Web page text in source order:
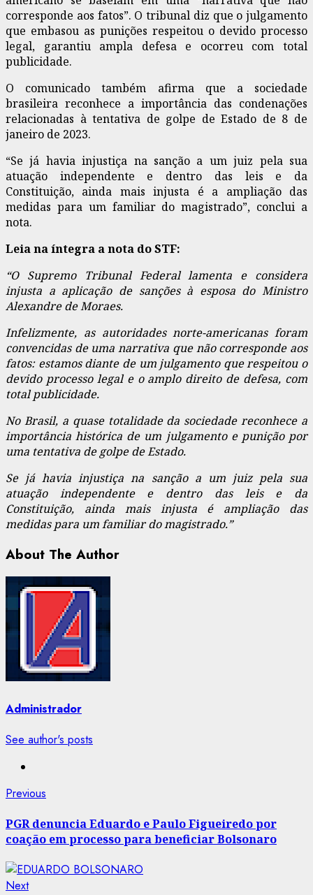
corresponde aos fatos”. O tribunal diz que o julgamento
que embasou as punições respeitou o devido processo
legal, garantiu ampla defesa e ocorreu com total
publicidade.
O comunicado também afirma que a sociedade
brasileira reconhece a importância das condenações
relacionadas à tentativa de golpe de Estado de 8 de
janeiro de 2023.
“Se já havia injustiça na sanção a um juiz pela sua
atuação independente e dentro das leis e da
Constituição, ainda mais injusta é a ampliação das
medidas para um familiar do magistrado”, conclui a
nota.
Leia na íntegra a nota do STF:
“O Supremo Tribunal Federal lamenta e considera
injusta a aplicação de sanções à esposa do Ministro
Alexandre de Moraes.
Infelizmente, as autoridades norte-americanas foram
convencidas de uma narrativa que não corresponde aos
fatos: estamos diante de um julgamento que respeitou o
devido processo legal e o amplo direito de defesa, com
total publicidade.
No Brasil, a quase totalidade da sociedade reconhece a
importância histórica de um julgamento e punição por
uma tentativa de golpe de Estado.
Se já havia injustiça na sanção a um juiz pela sua
atuação independente e dentro das leis e da
Constituição, ainda mais injusta é ampliação das
medidas para um familiar do magistrado.”
About The Author
Administrador
See author's posts
Post
navigation
Previous
PGR denuncia Eduardo e Paulo Figueiredo por
coação em processo para beneficiar Bolsonaro
NextNext